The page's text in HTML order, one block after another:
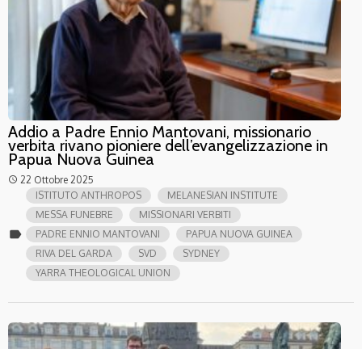
Addio a Padre Ennio Mantovani, missionario
verbita rivano pioniere dell’evangelizzazione in
Papua Nuova Guinea
access_time 22 Ottobre 2025
label
ISTITUTO ANTHROPOS
MELANESIAN INSTITUTE
MESSA FUNEBRE
MISSIONARI VERBITI
PADRE ENNIO MANTOVANI
PAPUA NUOVA GUINEA
RIVA DEL GARDA
SVD
SYDNEY
YARRA THEOLOGICAL UNION